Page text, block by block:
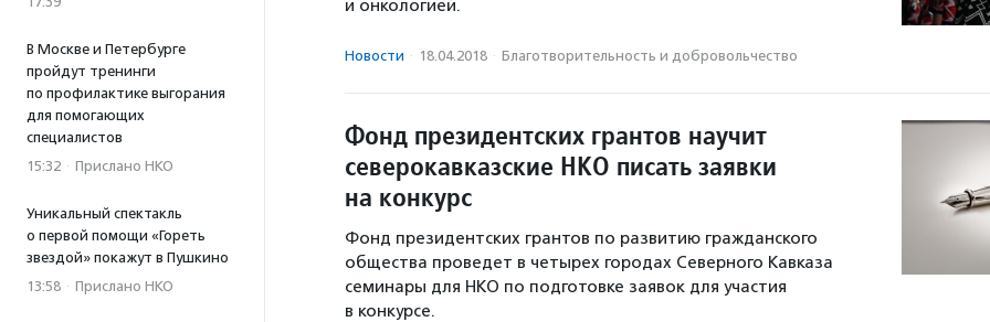
В Москве и Петербурге
пройдут тренинги
по профилактике выгорания
для помогающих
специалистов
15:32 · Прислано НКО
Уникальный спектакль
о первой помощи «Гореть
звездой» покажут в Пушкино
13:58 · Прислано НКО
и онкологией.
Новости · 18.04.2018 · Благотвори­тель­ность и доброволь­чест­во
Фонд президентских грантов научит
северокавказские НКО писать заявки
на конкурс
Фонд президентских грантов по развитию гражданского
общества проведет в четырех городах Северного Кавказа
семинары для НКО по подготовке заявок для участия
в конкурсе.